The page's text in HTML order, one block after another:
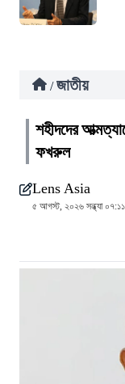
/ জাতীয়
শহীদদের
ফখরুল
Lens Asia
৫ আগস্ট, ২০২৬ সন্ধ্যা ০৭:১১